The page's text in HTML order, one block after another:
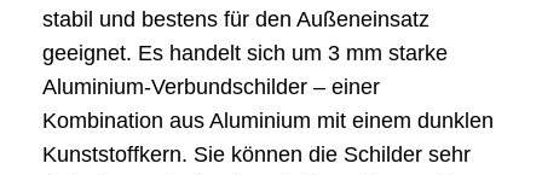
stabil und bestens für den Außeneinsatz
geeignet. Es handelt sich um 3 mm starke
Aluminium-Verbundschilder – einer
Kombination aus Aluminium mit einem dunklen
Kunststoffkern. Sie können die Schilder sehr